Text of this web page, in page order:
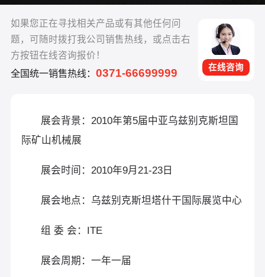
如果您正在寻找相关产品或有其他任何问
题，可随时拨打我公司销售热线，或点击右
方按钮在线咨询报价！
全国统一销售热线： 0371-66699999 在线咨询
展会背景：2010年第5届中亚乌兹别克斯坦国
际矿山机械展
展会时间：2010年9月21-23日
展会地点：乌兹别克斯坦塔什干国际展览中心
组 委 会：ITE
展会周期：一年一届